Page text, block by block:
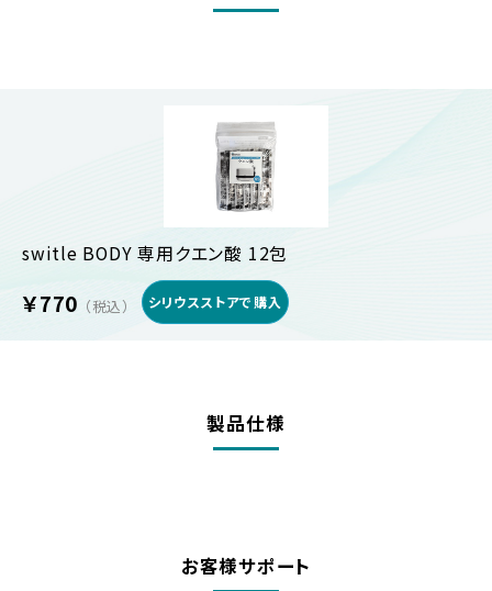
switle BODY 専用クエン酸 12包
￥770 （税込） シリウスストアで購入
製品仕様
お客様サポート